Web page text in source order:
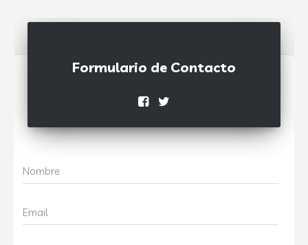
Formulario de Contacto
Nombre
Email